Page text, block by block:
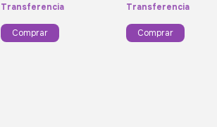
Transferencia
Comprar
Transferencia
Comprar